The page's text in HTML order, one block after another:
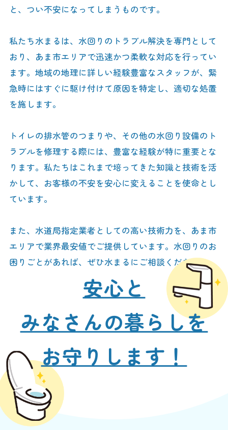
と、つい不安になってしまうものです。
私たち水まるは、水回りのトラブル解決を専門として
おり、あま市エリアで迅速かつ柔軟な対応を行ってい
ます。地域の地理に詳しい経験豊富なスタッフが、緊
急時にはすぐに駆け付けて原因を特定し、適切な処置
を施します。
トイレの排水管のつまりや、その他の水回り設備のト
ラブルを修理する際には、豊富な経験が特に重要とな
ります。私たちはこれまで培ってきた知識と技術を活
かして、お客様の不安を安心に変えることを使命とし
ています。
また、水道局指定業者としての高い技術力を、あま市
エリアで業界最安値でご提供しています。水回りのお
困りごとがあれば、ぜひ水まるにご相談ください。
安心と
みなさんの暮らしを
お守りします！